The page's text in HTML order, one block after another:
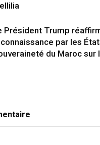
Président Trump
par les
du Maroc sur